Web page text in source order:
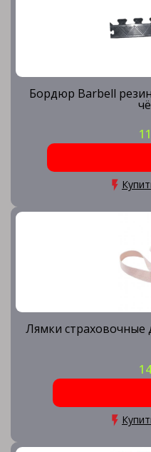
Бордюр Barbell
Лямки страховочные